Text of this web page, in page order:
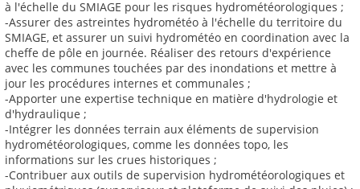
à l'échelle du SMIAGE pour les risques hydrométéorologiques ;
-Assurer des astreintes hydrométéo à l'échelle du territoire du
SMIAGE, et assurer un suivi hydrométéo en coordination avec la
cheffe de pôle en journée. Réaliser des retours d'expérience
avec les communes touchées par des inondations et mettre à
jour les procédures internes et communales ;
-Apporter une expertise technique en matière d'hydrologie et
d'hydraulique ;
-Intégrer les données terrain aux éléments de supervision
hydrométéorologiques, comme les données topo, les
informations sur les crues historiques ;
-Contribuer aux outils de supervision hydrométéorologiques et